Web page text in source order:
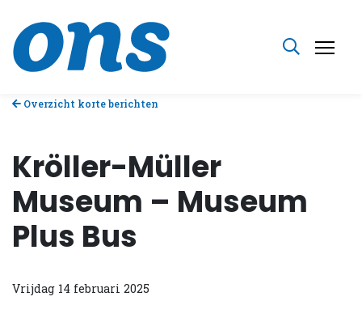
Overzicht korte berichten
Kröller-Müller
Museum – Museum
Plus Bus
Vrijdag 14 februari 2025